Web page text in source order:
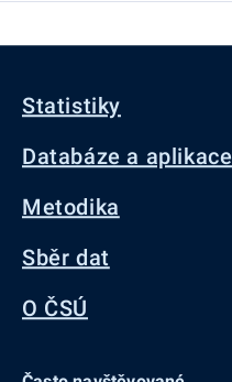
Statistiky
Databáze a aplikace
Metodika
Sběr dat
O ČSÚ